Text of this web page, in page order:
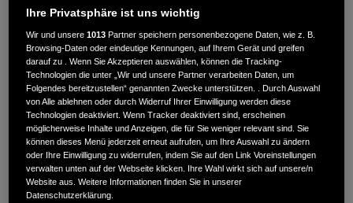
ELSHOLZ GARTEN &
TECHNIK INH.
CARSTEN BUSSE
Humboldtstraße 9,21509
Ihre Privatsphäre ist uns wichtig
Wir und unsere1013 Partner speichern personenbezogene Daten, wie z. B.
Browsing-Daten oder eindeutige Kennungen, auf Ihrem Gerät und greifen
darauf zu . Wenn Sie Akzeptieren auswählen, können die Tracking-
Technologien die unter „Wir und unsere Partner verarbeiten Daten, um
Folgendes bereitzustellen“ genannten Zwecke unterstützen. . Durch Auswahl
von Alle ablehnen oder durch Widerruf Ihrer Einwilligung werden diese
Technologien deaktiviert. Wenn Tracker deaktiviert sind, erscheinen
möglicherweise Inhalte und Anzeigen, die für Sie weniger relevant sind. Sie
können dieses Menü jederzeit erneut aufrufen, um Ihre Auswahl zu ändern
oder Ihre Einwilligung zu widerrufen, indem Sie auf den Link Voreinstellungen
verwalten unten auf der Webseite klicken. Ihre Wahl wirkt sich auf unsere/n
Website aus. Weitere Informationen finden Sie in unserer
Datenschutzerklärung.